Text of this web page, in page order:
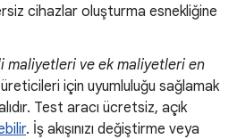
cihazlar oluşturma esnekliğine
maliyetleri ve ek maliyetleri en
için uyumluluğu sağlamak
Test aracı ücretsiz, açık
. İş akışınızı değiştirme veya